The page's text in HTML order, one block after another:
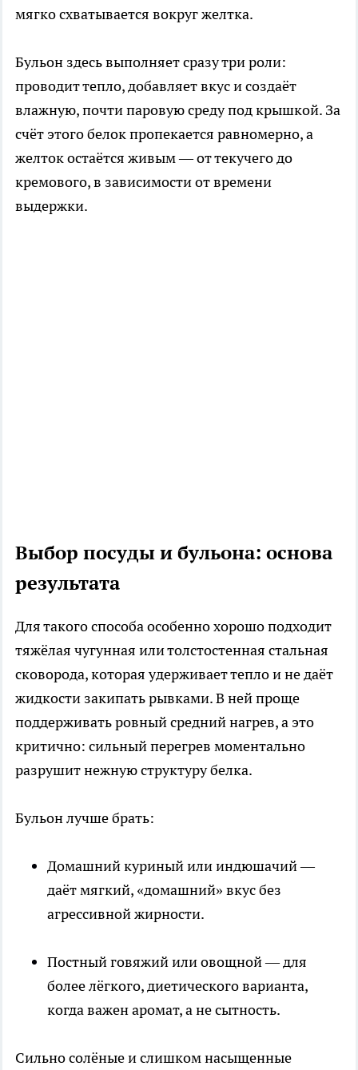
мягко схватывается вокруг желтка.​
Бульон здесь выполняет сразу три роли:
проводит тепло, добавляет вкус и создаёт
влажную, почти паровую среду под крышкой. За
счёт этого белок пропекается равномерно, а
желток остаётся живым — от текучего до
кремового, в зависимости от времени
выдержки.​
Выбор посуды и бульона: основа
результата
Для такого способа особенно хорошо подходит
тяжёлая чугунная или толстостенная стальная
сковорода, которая удерживает тепло и не даёт
жидкости закипать рывками. В ней проще
поддерживать ровный средний нагрев, а это
критично: сильный перегрев моментально
разрушит нежную структуру белка.​
Бульон лучше брать:
Домашний куриный или индюшачий —
даёт мягкий, «домашний» вкус без
агрессивной жирности.​
Постный говяжий или овощной — для
более лёгкого, диетического варианта,
когда важен аромат, а не сытность.​
Сильно солёные и слишком насыщенные